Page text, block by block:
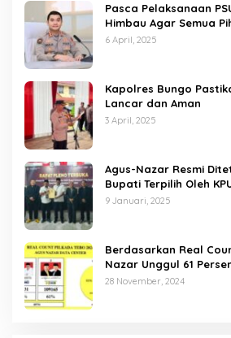
Pasca Pelaksanaan
Himbau Agar Semua
Kamtibmas
6 April, 2025
Kapolres Bungo
Lancar dan Aman
3 April, 2025
Agus-Nazar Resmi
Bupati Terpilih Oleh
9 Januari, 2025
Berdasarkan Real
Nazar Unggul 61
Hanya 39 Persen
28 November, 2024